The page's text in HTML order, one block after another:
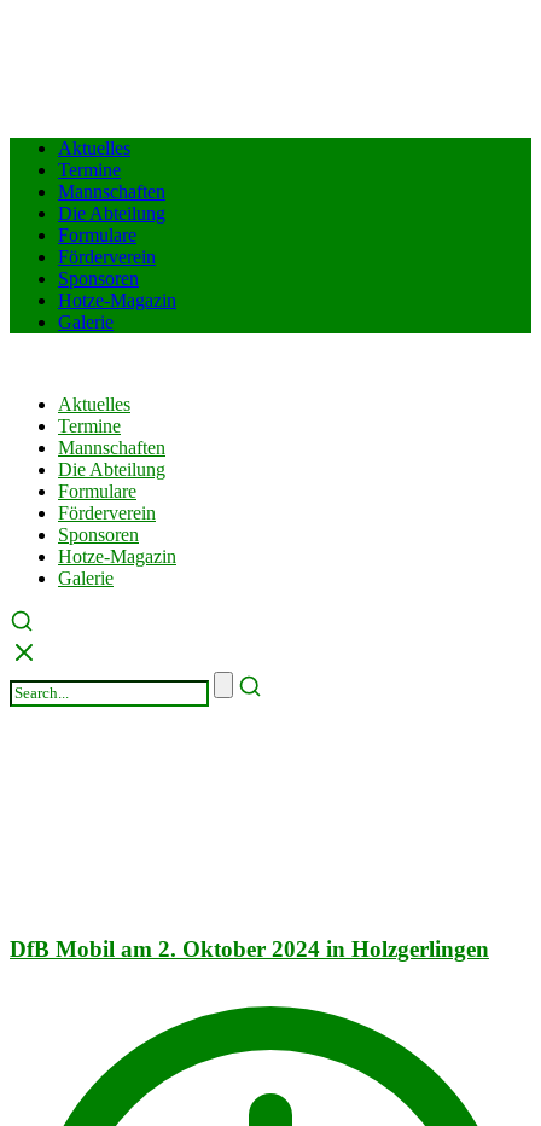
Aktuelles
Termine
Mannschaften
Die Abteilung
Formulare
Förderverein
Sponsoren
Hotze-Magazin
Galerie
Aktuelles
Termine
Mannschaften
Die Abteilung
Formulare
Förderverein
Sponsoren
Hotze-Magazin
Galerie
DfB Mobil am 2. Oktober 2024 in Holzgerlingen